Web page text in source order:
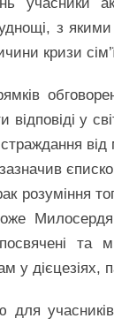
з якими
кризи
у
розуміння
та
у дієцезіях,
для